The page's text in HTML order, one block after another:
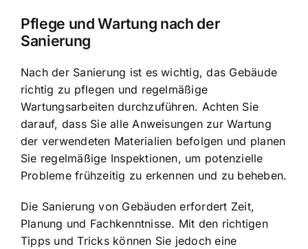
Pflege und Wartung nach der
Sanierung
Nach der Sanierung ist es wichtig, das Gebäude
richtig zu pflegen und regelmäßige
Wartungsarbeiten durchzuführen. Achten Sie
darauf, dass Sie alle Anweisungen zur Wartung
der verwendeten Materialien befolgen und planen
Sie regelmäßige Inspektionen, um potenzielle
Probleme frühzeitig zu erkennen und zu beheben.
Die Sanierung von Gebäuden erfordert Zeit,
Planung und Fachkenntnisse. Mit den richtigen
Tipps und Tricks können Sie jedoch eine